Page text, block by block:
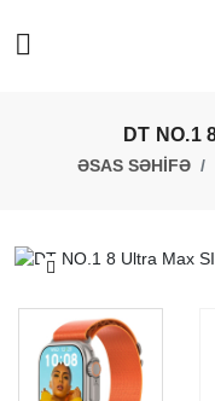
DT NO.1
ƏSAS SƏHİFƏ